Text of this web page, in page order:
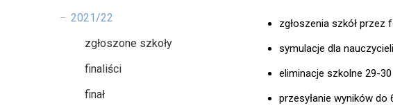
2021/22
zgłoszone szkoły
finaliści
finał
zgłoszenia szkół przez
symulacje dla
eliminacje szkolne 29-
przesyłanie wyników do